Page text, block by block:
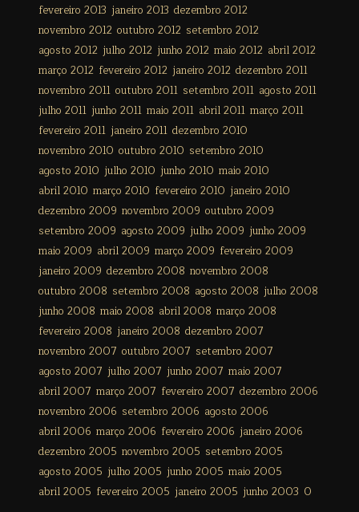
fevereiro 2013 janeiro 2013 dezembro 2012
novembro 2012 outubro 2012 setembro 2012
agosto 2012 julho 2012 junho 2012 maio 2012 abril 2012
março 2012 fevereiro 2012 janeiro 2012 dezembro 2011
novembro 2011 outubro 2011 setembro 2011 agosto 2011
julho 2011 junho 2011 maio 2011 abril 2011 março 2011
fevereiro 2011 janeiro 2011 dezembro 2010
novembro 2010 outubro 2010 setembro 2010
agosto 2010 julho 2010 junho 2010 maio 2010
abril 2010 março 2010 fevereiro 2010 janeiro 2010
dezembro 2009 novembro 2009 outubro 2009
setembro 2009 agosto 2009 julho 2009 junho 2009
maio 2009 abril 2009 março 2009 fevereiro 2009
janeiro 2009 dezembro 2008 novembro 2008
outubro 2008 setembro 2008 agosto 2008 julho 2008
junho 2008 maio 2008 abril 2008 março 2008
fevereiro 2008 janeiro 2008 dezembro 2007
novembro 2007 outubro 2007 setembro 2007
agosto 2007 julho 2007 junho 2007 maio 2007
abril 2007 março 2007 fevereiro 2007 dezembro 2006
novembro 2006 setembro 2006 agosto 2006
abril 2006 março 2006 fevereiro 2006 janeiro 2006
dezembro 2005 novembro 2005 setembro 2005
agosto 2005 julho 2005 junho 2005 maio 2005
abril 2005 fevereiro 2005 janeiro 2005 junho 2003 0